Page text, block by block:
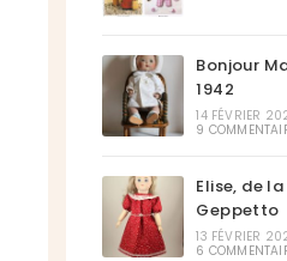
Bonjour
1942
14 FÉVRIER
9
Elise, de
Geppetto
13 FÉVRIER
6